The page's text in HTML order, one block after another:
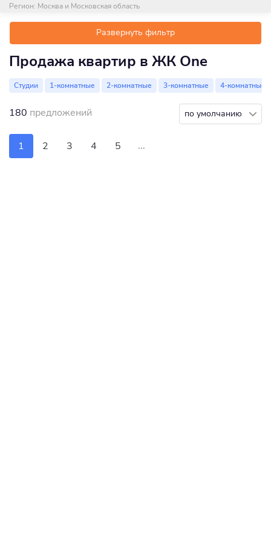
Регион: Москва и Московская область
Развернуть фильтр
Продажа квартир в ЖК One
Студии 1-комнатные 2-комнатные 3-комнатные 4-комнатные
180 предложений по умолчанию
1 2 3 4 5 ...